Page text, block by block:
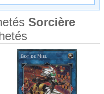
Sorcière